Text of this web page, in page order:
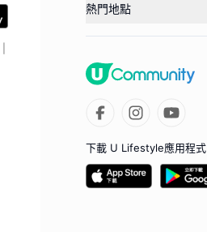
熱門地點
下載 U Lifestyle應用程式